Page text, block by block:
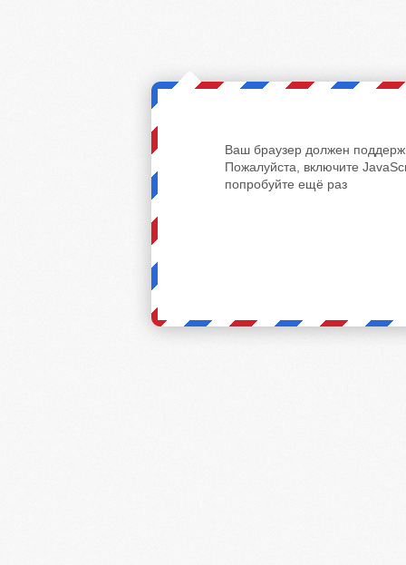
Ваш браузер должен
Пожалуйста, включите
попробуйте ещё раз